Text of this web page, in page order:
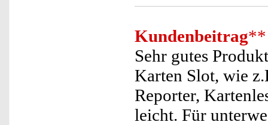
Kundenbeitrag**
Sehr gutes
Karten Slot, wie
Reporter,
leicht. Für